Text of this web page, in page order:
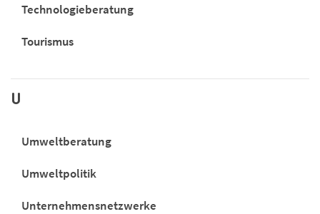
Technologieberatung
Tourismus
U
Umweltberatung
Umweltpolitik
Unternehmensnetzwerke